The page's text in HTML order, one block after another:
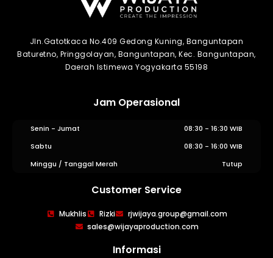
WIJAYA PRODUCTION
Jln.Gatotkaca No.409 Gedong Kuning, Banguntapan
Baturetno, Pringgolayan, Banguntapan, Kec. Banguntapan,
Daerah Istimewa Yogyakarta 55198
Jam Operasional
Senin - Jumat
08:30 - 16:30 WIB
Sabtu
08:30 - 16:00 WIB
Minggu / Tanggal Merah
Tutup
Customer Service
Mukhlis Rizki
rjwijaya.group@gmail.com
sales@wijayaproduction.com
Informasi